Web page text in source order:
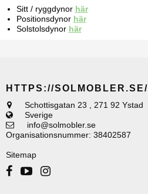
Sitt / ryggdynor här
Positionsdynor här
Solstolsdynor här
HTTPS://SOLMOBLER.SE/
Schottisgatan 23
271 92 Ystad
Sverige
info@solmobler.se
Organisationsnummer: 38402587
Sitemap